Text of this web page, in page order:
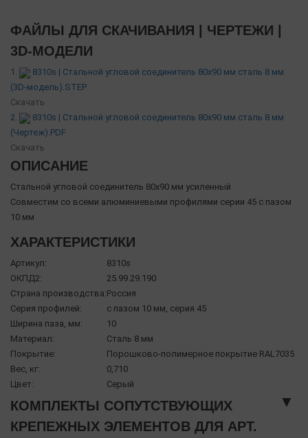
ФАЙЛЫ ДЛЯ СКАЧИВАНИЯ | ЧЕРТЕЖИ |
3D-МОДЕЛИ
1.
8310s | Стальной угловой соединитель 80х90 мм сталь 8 мм
(3D-модель).STEP
Скачать
2.
8310s | Стальной угловой соединитель 80х90 мм сталь 8 мм
(Чертеж).PDF
Скачать
ОПИСАНИЕ
Стальной угловой соединитель 80х90 мм усиленный
Совместим со всеми алюминиевыми профилями серии 45 с пазом
10 мм
ХАРАКТЕРИСТИКИ
Артикул:
8310s
ОКПД2:
25.99.29.190
Страна производства:Россия
Серия профилей:
с пазом 10 мм, серия 45
Ширина паза, мм:
10
Материал:
Сталь 8 мм
Покрытие:
Порошково-полимерное покрытие RAL7035
Вес, кг:
0,710
Цвет:
Серый
КОМПЛЕКТЫ СОПУТСТВУЮЩИХ
КРЕПЕЖНЫХ ЭЛЕМЕНТОВ ДЛЯ АРТ.
▼